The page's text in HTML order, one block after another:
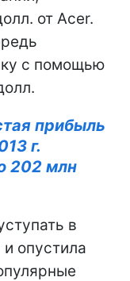
от Acer.
с помощью
прибыль
г.
202 млн
в
опустила